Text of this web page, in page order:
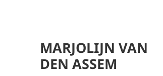
MARJOLIJN VAN
DEN ASSEM